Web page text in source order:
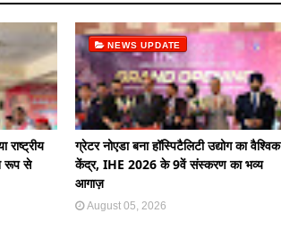
राष्ट्रीय
रूप से
NEWS UPDATE
ग्रेटर नोएडा बना हॉस्पिटैलिटी उद्योग का वैश्विक
केंद्र, IHE 2026 के 9वें संस्करण का भव्य
आगाज़
August 05, 2026